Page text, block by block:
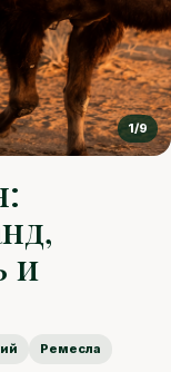
и
Ремесла
1/9